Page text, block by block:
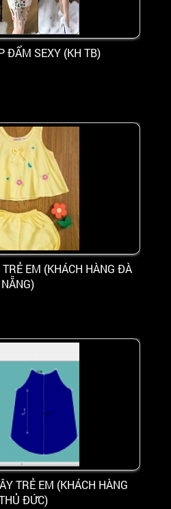
ĐẨM SEXY (KH TB)
EM (KHÁCH HÀNG ĐÀ
NẴNG)
TRẺ EM (KHÁCH HÀNG
ĐỨC)